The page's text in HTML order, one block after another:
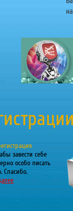
завести себе
особо писать
Спасибо.